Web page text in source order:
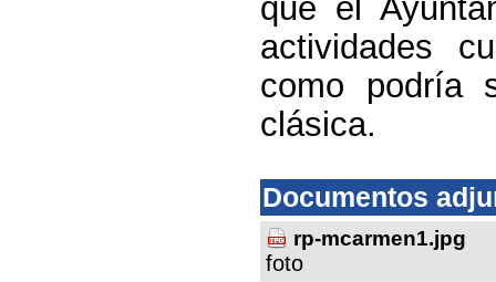
que el
actividades
como podría
clásica.
Documentos
rp-mcarmen1.jpg
foto